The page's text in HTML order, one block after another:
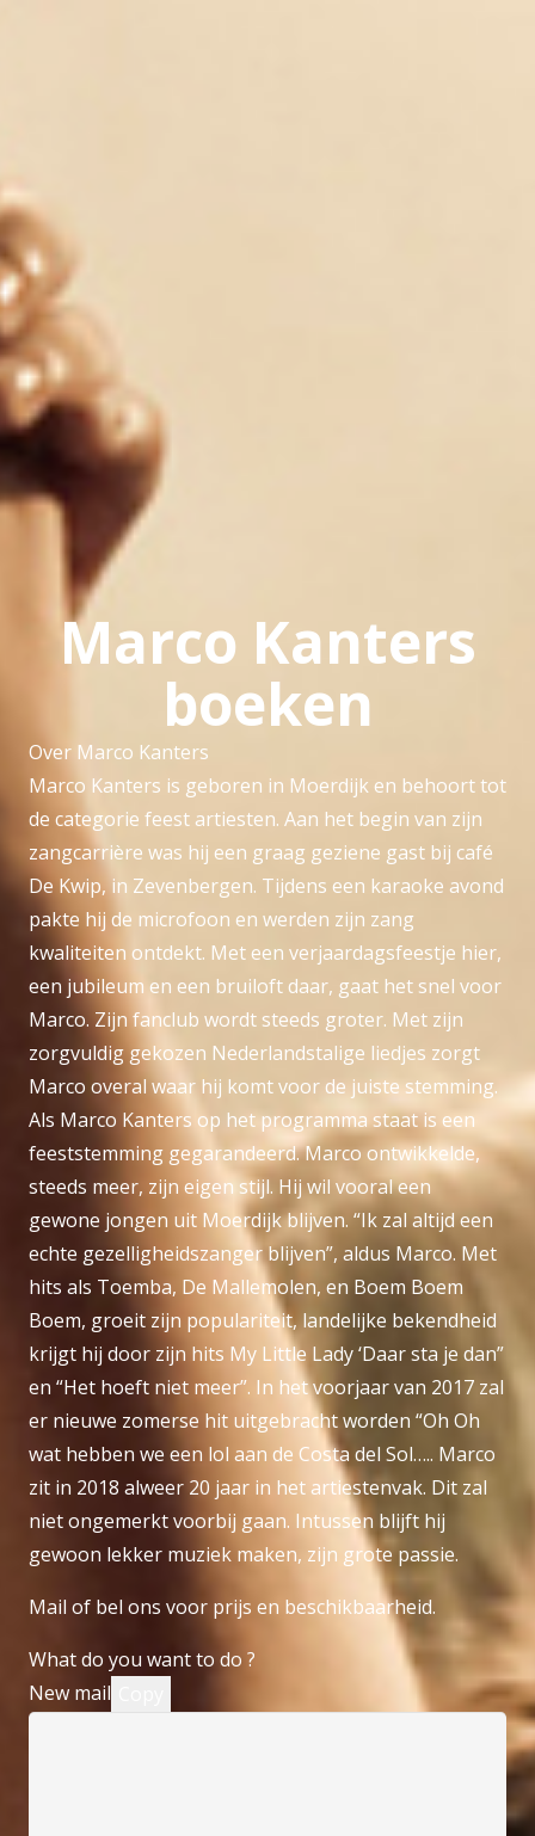
Marco Kanters
boeken
Over Marco Kanters
Marco Kanters is geboren in Moerdijk en behoort tot
de categorie feest artiesten. Aan het begin van zijn
zangcarrière was hij een graag geziene gast bij café
De Kwip, in Zevenbergen. Tijdens een karaoke avond
pakte hij de microfoon en werden zijn zang
kwaliteiten ontdekt. Met een verjaardagsfeestje hier,
een jubileum en een bruiloft daar, gaat het snel voor
Marco. Zijn fanclub wordt steeds groter. Met zijn
zorgvuldig gekozen Nederlandstalige liedjes zorgt
Marco overal waar hij komt voor de juiste stemming.
Als Marco Kanters op het programma staat is een
feeststemming gegarandeerd. Marco ontwikkelde,
steeds meer, zijn eigen stijl. Hij wil vooral een
gewone jongen uit Moerdijk blijven. “Ik zal altijd een
echte gezelligheidszanger blijven”, aldus Marco. Met
hits als Toemba, De Mallemolen, en Boem Boem
Boem, groeit zijn populariteit, landelijke bekendheid
krijgt hij door zijn hits My Little Lady ‘Daar sta je dan”
en “Het hoeft niet meer”. In het voorjaar van 2017 zal
er nieuwe zomerse hit uitgebracht worden “Oh Oh
wat hebben we een lol aan de Costa del Sol….. Marco
zit in 2018 alweer 20 jaar in het artiestenvak. Dit zal
niet ongemerkt voorbij gaan. Intussen blijft hij
gewoon lekker muziek maken, zijn grote passie.
Mail of bel ons voor prijs en beschikbaarheid.
What do you want to do ?
New mail